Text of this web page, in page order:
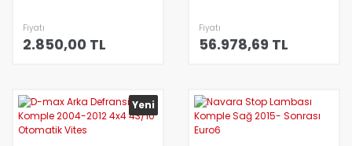
Fiyatı
2.850,00 TL
Fiyatı
56.978,69 TL
Yeni